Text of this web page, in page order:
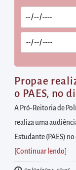
realizar
buscas
internas
Acessar
as
informações
postas
no
rodapé
Propae
o PAES, no
A Pró-Reitoria de
realiza uma
Estudante (PAES)
[Continuar lendo